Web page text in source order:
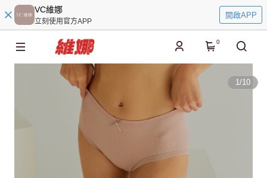
VC維娜
立刻使用官方APP
開啟APP
0
1/10